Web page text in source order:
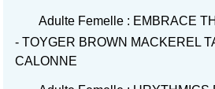
Adulte Femelle : EMBRACE
- TOYGER BROWN MACKEREL
CALONNE